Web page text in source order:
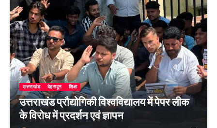
उत्तराखंड देहरादून शिक्षा
उत्तराखंड प्रौद्योगिकी विश्वविद्यालय में पेपर लीक
के विरोध में प्रदर्शन एवं ज्ञापन